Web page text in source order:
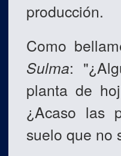
producción.
Como
Sulma:
planta de
¿Acaso las
suelo que no